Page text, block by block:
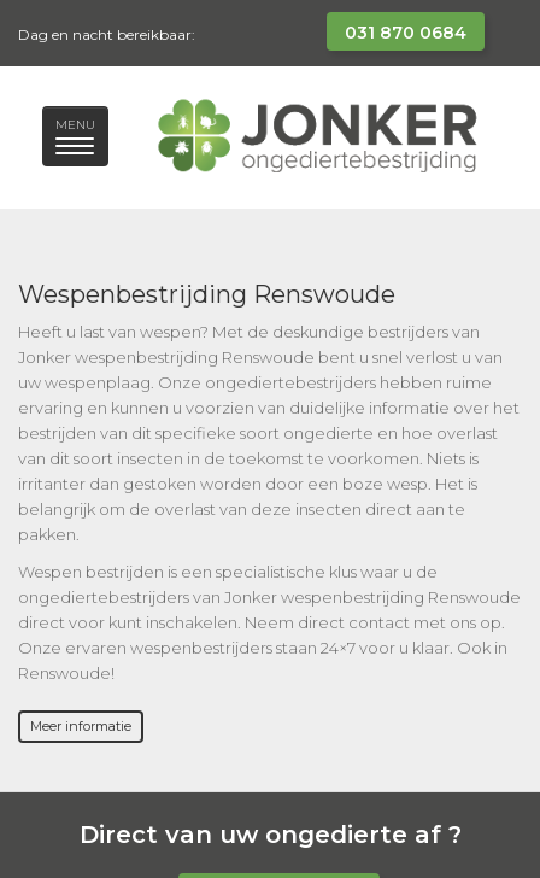
Dag en nacht bereikbaar: 031 870 0684
MENU
Wespenbestrijding Renswoude
Heeft u last van wespen? Met de deskundige bestrijders van
Jonker wespenbestrijding Renswoude bent u snel verlost u van
uw wespenplaag. Onze ongediertebestrijders hebben ruime
ervaring en kunnen u voorzien van duidelijke informatie over het
bestrijden van dit specifieke soort ongedierte en hoe overlast
van dit soort insecten in de toekomst te voorkomen. Niets is
irritanter dan gestoken worden door een boze wesp. Het is
belangrijk om de overlast van deze insecten direct aan te
pakken.
Wespen bestrijden is een specialistische klus waar u de
ongediertebestrijders van Jonker wespenbestrijding Renswoude
direct voor kunt inschakelen. Neem direct contact met ons op.
Onze ervaren wespenbestrijders staan 24×7 voor u klaar. Ook in
Renswoude!
Meer informatie
Direct van uw ongedierte af ?